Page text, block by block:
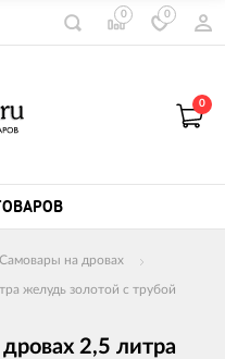
0 0
0
Самовары на дровах
желудь золотой с трубой
2,5 литра